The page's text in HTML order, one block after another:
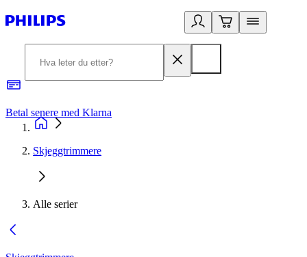
Betal senere med Klarna
Skjeggtrimmere
Alle serier